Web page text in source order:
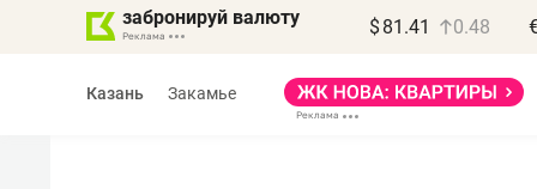
забронируй валюту $ 81.41 0.48
Казань Закамье